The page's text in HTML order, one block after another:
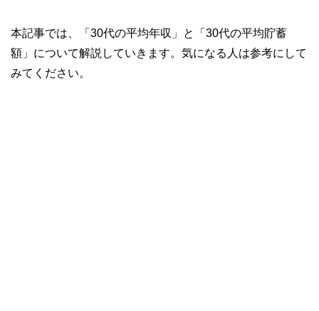
本記事では、「30代の平均年収」と「30代の平均貯蓄
額」について解説していきます。気になる人は参考にして
みてください。